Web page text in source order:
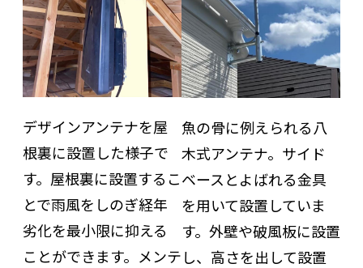
デザインアンテナを屋
根裏に設置した様子で
す。屋根裏に設置するこ
とで雨風をしのぎ経年
劣化を最小限に抑える
ことができます。メンテ
魚の骨に例えられる八
木式アンテナ。サイド
ベースとよばれる金具
を用いて設置していま
す。外壁や破風板に設置
し、高さを出して設置